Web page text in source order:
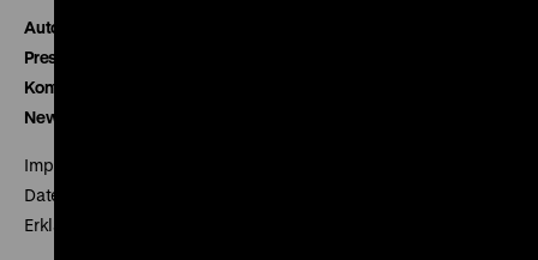
Autor*innen
Presse
Kontakt
Newsletter
Impressum
Datenschutz
Erklärung digitale Barrierefreiheit